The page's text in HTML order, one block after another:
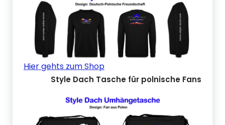
Hier gehts zum Shop
Style Dach Tasche für polnische Fans